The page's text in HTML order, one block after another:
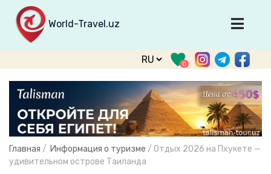
World-Travel.uz
Главная
Направления
Туры
Тур. фирмы
Табло прилета
О туризме
0
Главная / Информация о туризме / Отдых 2026 на Пхукете —
удивительном острове Таиланда